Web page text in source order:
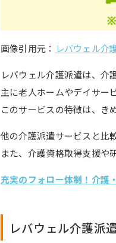
画像引用元： レバウェル介
レバウェル介護派遣は、介
主に老人ホームやデイサー
このサービスの特徴は、き
他の介護派遣サービスと比
また、介護資格取得支援や
充実のフォロー体制！介護
レバウェル介護派